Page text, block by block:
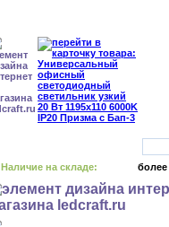
Наличие на складе: более